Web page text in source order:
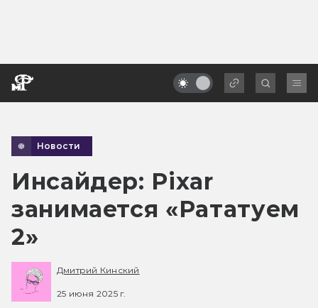
Новости
Инсайдер: Pixar
занимается «Рататуем
2»
Дмитрий Кинский
25 июня 2025 г.